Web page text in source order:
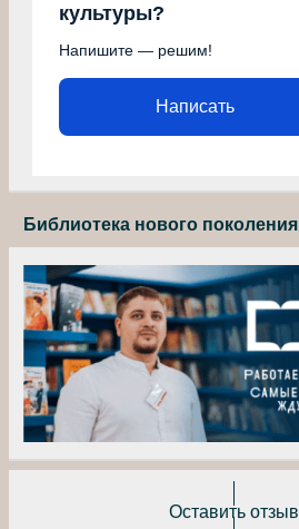
культуры?
Напишите — решим!
Написать
Библиотека нового поколения
Оставить отзыв